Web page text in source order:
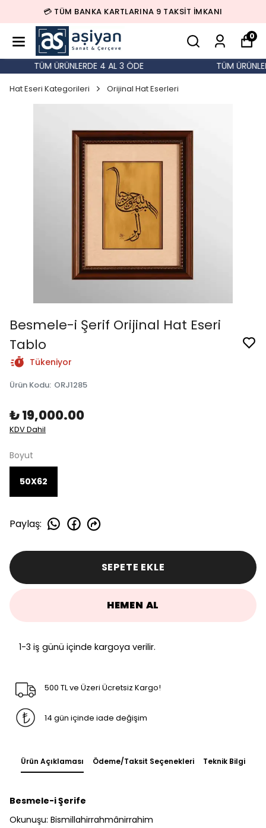
💳 TÜM BANKA KARTLARINA 9 TAKSİT İMKANI
0
TÜM ÜRÜNLERDE 4 AL 3 ÖDE TÜM
Hat Eseri Kategorileri Orijinal Hat Eserleri
Besmele-i Şerif Orijinal Hat Eseri
Tablo
Tükeniyor
Ürün Kodu: ORJ1285
₺ 19,000.00
KDV Dahil
Boyut
50X62
Paylaş:
SEPETE EKLE
HEMEN AL
1-3 iş günü içinde kargoya verilir.
500 TL ve Üzeri Ücretsiz Kargo!
14 gün içinde iade değişim
Ürün Açıklaması Ödeme/Taksit Seçenekleri Teknik Bilgi
Besmele-i Şerife
Okunuşu: Bismillahirrahmânirrahim